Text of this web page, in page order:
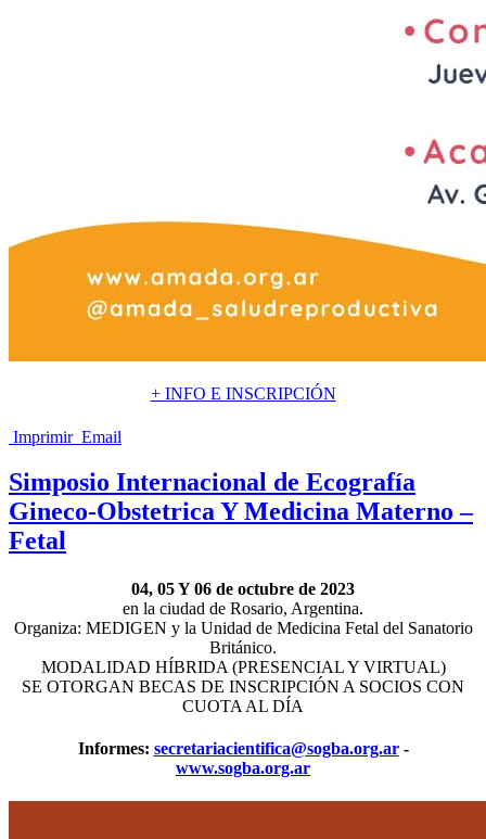
+ INFO E INSCRIPCIÓN
Imprimir Email
Simposio Internacional de Ecografía
Gineco-Obstetrica Y Medicina Materno –
Fetal
04, 05 Y 06 de octubre de 2023
en la ciudad de Rosario, Argentina.
Organiza: MEDIGEN y la Unidad de Medicina Fetal del Sanatorio
Británico.
MODALIDAD HÍBRIDA (PRESENCIAL Y VIRTUAL)
SE OTORGAN BECAS DE INSCRIPCIÓN A SOCIOS CON
CUOTA AL DÍA
Informes: secretariacientifica@sogba.org.ar-
www.sogba.org.ar